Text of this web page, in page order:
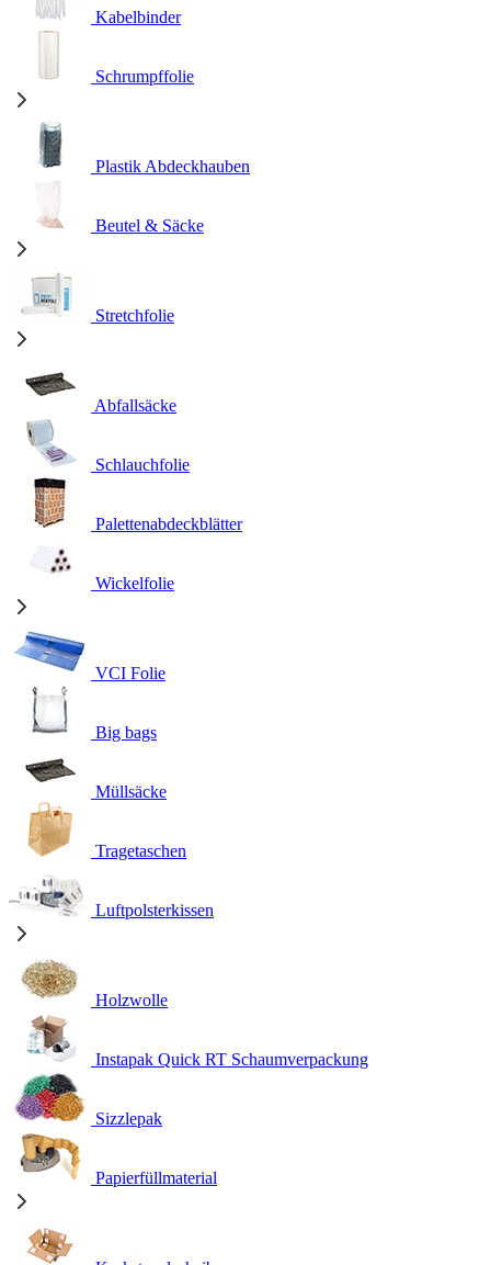
Kabelbinder
Schrumpffolie
Plastik Abdeckhauben
Beutel & Säcke
Stretchfolie
Abfallsäcke
Schlauchfolie
Palettenabdeckblätter
Wickelfolie
VCI Folie
Big bags
Müllsäcke
Tragetaschen
Luftpolsterkissen
Holzwolle
Instapak Quick RT Schaumverpackung
Sizzlepak
Papierfüllmaterial